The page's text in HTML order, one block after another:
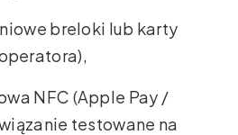
breloki lub karty
NFC (Apple Pay /
testowane na